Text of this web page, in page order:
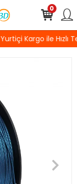
Yurtiçi Kargo ile Hızlı
0